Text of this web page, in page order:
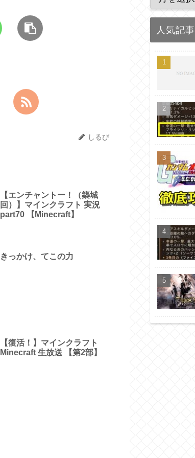
しるび
【エンチャントー！（築城
回）】マインクラフト 実況
part70 【Minecraft】
きっかけ、てこの力
【復活！】マインクラフト
Minecraft 生放送 【第2部】
人気記事